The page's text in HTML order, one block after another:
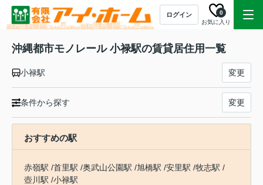
ログイン
お気に入り
0
沖縄都市モノレール 小禄駅の賃貸居住用一覧
小禄駅 変更
条件から探す 変更
おすすめの駅
赤嶺駅 /首里駅 /奥武山公園駅 /旭橋駅 /安里駅 /牧志駅 /
壺川駅 /小禄駅